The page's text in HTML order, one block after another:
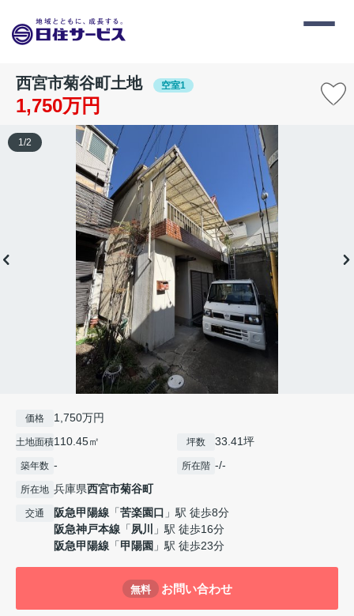
西宮市菊谷町土地 空室1
1,750万円
1/2
価格 1,750万円
土地面積110.45㎡ 坪数 33.41坪
築年数 - 所在階 -/-
所在地 兵庫県西宮市菊谷町
交通 阪急甲陽線 「苦楽園口 」駅 徒歩8分
阪急神戸本線 「夙川
」駅 徒歩16分
阪急甲陽線 「甲陽園 」駅 徒歩23分
無料 お問い合わせ